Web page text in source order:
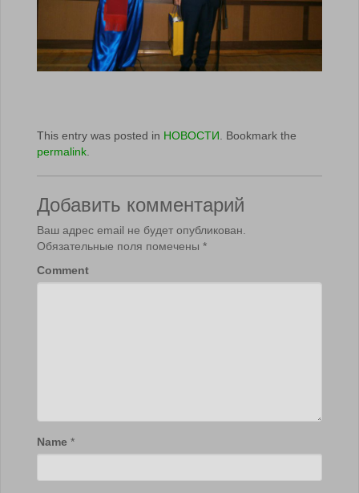
This entry was posted in НОВОСТИ . Bookmark the
permalink
Добавить комментарий
Ваш адрес email не будет опубликован.
Обязательные поля помечены *
Comment
Name *